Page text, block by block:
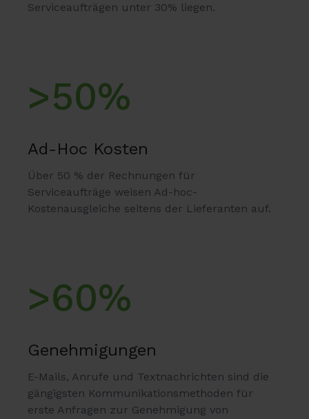
Serviceaufträgen unter 30% liegen.
>50%
Ad-Hoc Kosten
Über 50 % der Rechnungen für
Serviceaufträge weisen Ad-hoc-
Kostenausgleiche seitens der Lieferanten auf.
>60%
Genehmigungen
E-Mails, Anrufe und Textnachrichten sind die
gängigsten Kommunikationsmethoden für
erste Anfragen zur Genehmigung von